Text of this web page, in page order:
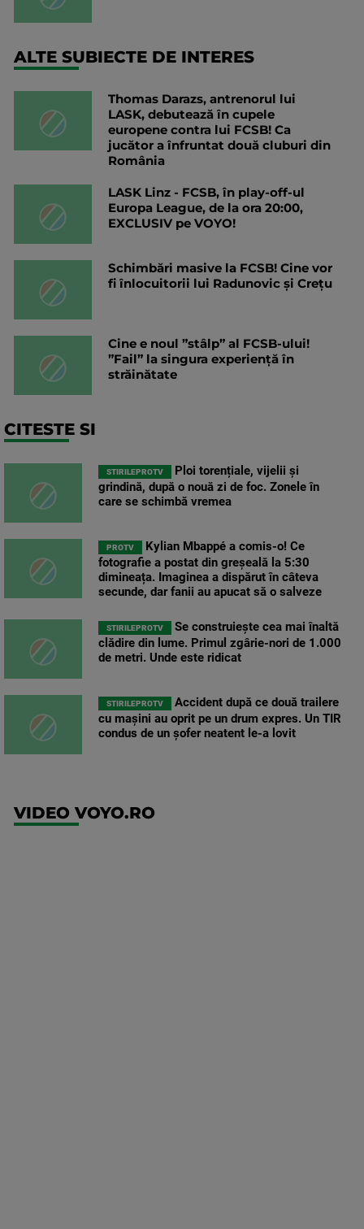
ALTE SUBIECTE DE INTERES
Thomas Darazs, antrenorul lui
LASK, debutează în cupele
europene contra lui FCSB! Ca
jucător a înfruntat două cluburi din
România
LASK Linz - FCSB, în play-off-ul
Europa League, de la ora 20:00,
EXCLUSIV pe VOYO!
Schimbări masive la FCSB! Cine vor
fi înlocuitorii lui Radunovic și Crețu
Cine e noul ”stâlp” al FCSB-ului!
”Fail” la singura experiență în
străinătate
CITESTE SI
STIRILEPROTV
Ploi torențiale, vijelii și
grindină, după o nouă zi de foc. Zonele în
care se schimbă vremea
PROTV
Kylian Mbappé a comis-o! Ce
fotografie a postat din greșeală la 5:30
dimineața. Imaginea a dispărut în câteva
secunde, dar fanii au apucat să o salveze
STIRILEPROTV
Se construiește cea mai înaltă
clădire din lume. Primul zgârie-nori de 1.000
de metri. Unde este ridicat
STIRILEPROTV
Accident după ce două trailere
cu mașini au oprit pe un drum expres. Un TIR
condus de un șofer neatent le-a lovit
VIDEO VOYO.RO